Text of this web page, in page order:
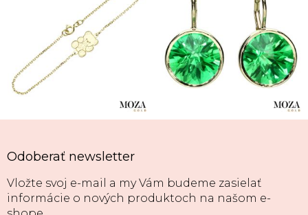
Odoberať newsletter
Vložte svoj e-mail a my Vám budeme zasielať
informácie o nových produktoch na našom e-